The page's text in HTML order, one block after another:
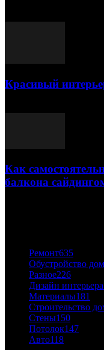
Красивый
Как
балкона
Ремонт635
Обустройство
Разное226
Дизайн интерьера
Материалы181
Строительство
Стены150
Потолок147
Авто118